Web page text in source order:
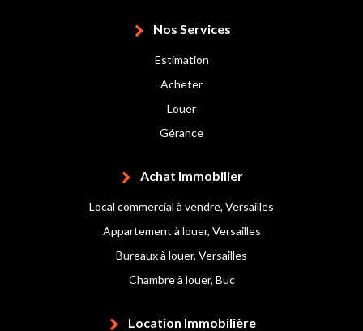
Nos Services
Estimation
Acheter
Louer
Gérance
Achat Immobilier
Local commercial à vendre, Versailles
Appartement à louer, Versailles
Bureaux à louer, Versailles
Chambre à louer, Buc
Location Immobilière